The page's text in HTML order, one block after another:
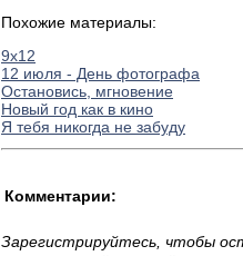
Похожие материалы:
9х12
12 июля - День фотографа
Остановись, мгновение
Новый год как в кино
Я тебя никогда не забуду
Комментарии:
Зарегистрируйтесь, чтобы